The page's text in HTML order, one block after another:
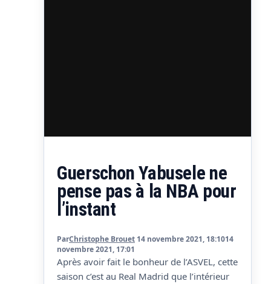
Guerschon Yabusele ne
pense pas à la NBA pour
l’instant
ParChristophe Brouet 14 novembre 2021, 18:1014
novembre 2021, 17:01
Après avoir fait le bonheur de l’ASVEL, cette
saison c’est au Real Madrid que l’intérieur